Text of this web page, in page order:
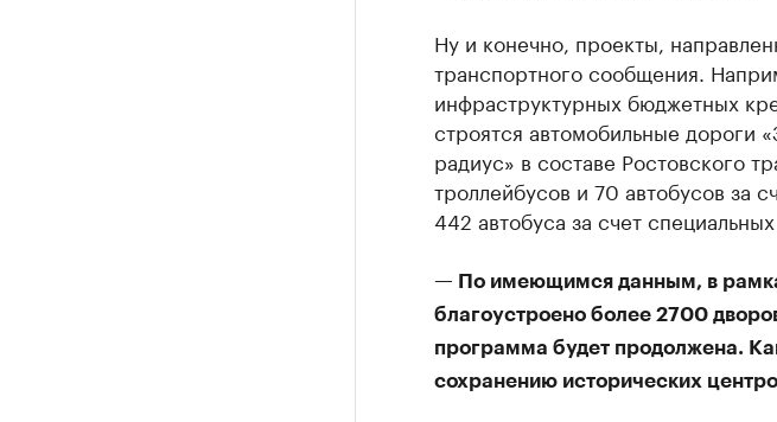
Ну и конечно, проекты,
транспортного сообщения.
инфраструктурных бюджетных
строятся автомобильные дороги
радиус» в составе Ростовского
троллейбусов и 70 автобусов за
442 автобуса за счет
— По имеющимся данным, в
благоустроено более 2700
программа будет продолжена.
сохранению исторических